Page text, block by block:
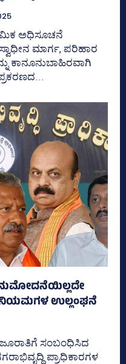
ಅಧಿಸೂಚನೆ
ಮಾರ್ಗ, ಪರಿಹಾರ
ಕಾನೂನುಬಾಹಿರವಾಗಿ
ನಿಯಮಗಳ ಉಲ್ಲಂಘನೆ
ಸಂಬಂಧಿಸಿದ
ಪ್ರಾಧಿಕಾರಗಳ